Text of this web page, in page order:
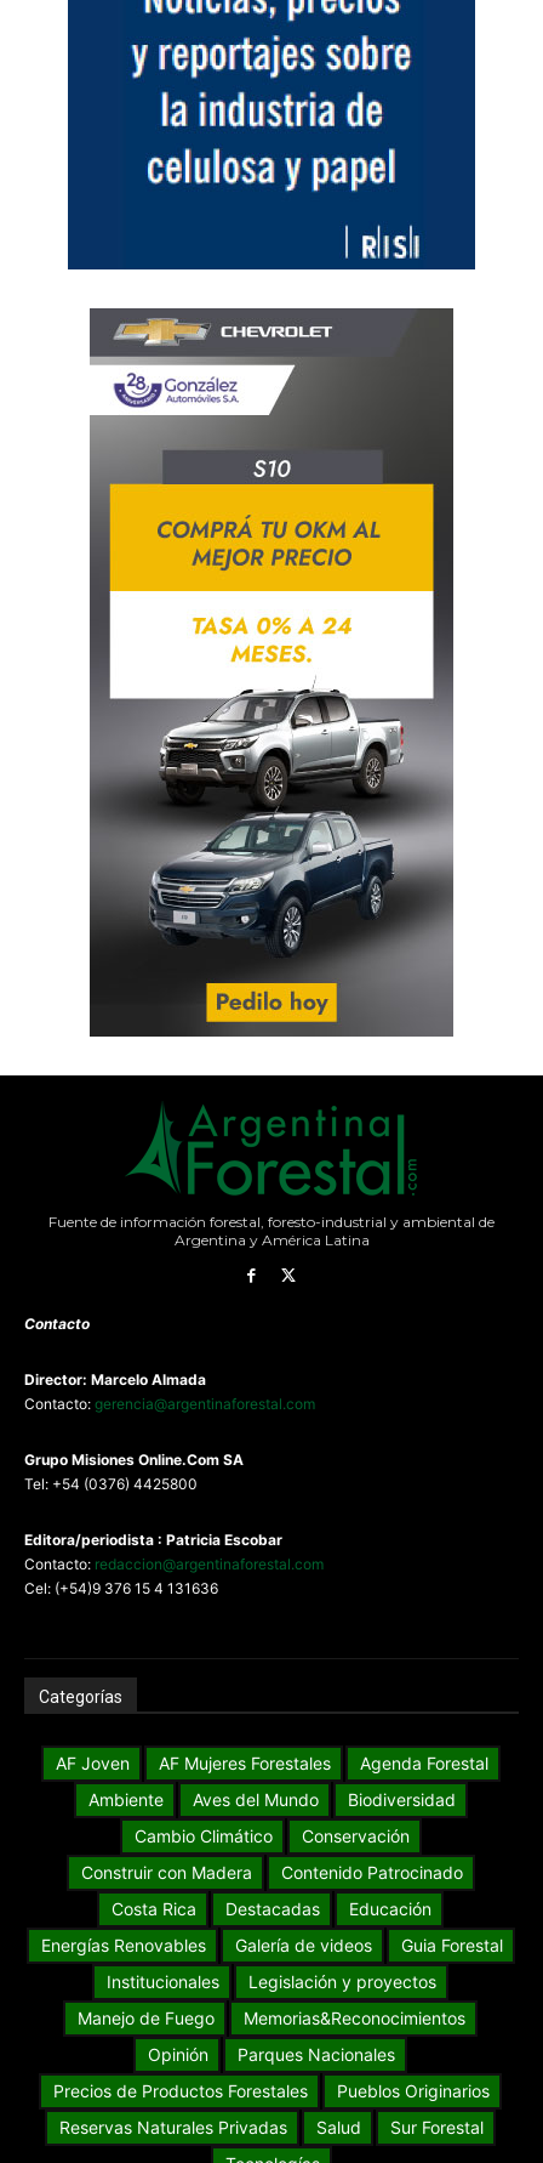
Fuente de información forestal, foresto-industrial y ambiental de
Argentina y América Latina
Contacto
Director: Marcelo Almada
Contacto: gerencia@argentinaforestal.com
Grupo Misiones Online.Com SA
Tel: +54 (0376) 4425800
Editora/periodista : Patricia Escobar
Contacto: redaccion@argentinaforestal.com
Cel: (+54)9 376 15 4 131636
Categorías
AF Joven AF Mujeres Forestales
Agenda Forestal
Ambiente
Aves del Mundo
Biodiversidad
Cambio Climático
Conservación
Construir con Madera
Contenido Patrocinado
Costa Rica
Destacadas
Educación
Energías Renovables
Galería de videos
Guia Forestal
Institucionales
Legislación y proyectos
Manejo de Fuego
Memorias&Reconocimientos
Opinión
Parques Nacionales
Precios de Productos Forestales
Pueblos Originarios
Reservas Naturales Privadas
Salud
Sur Forestal